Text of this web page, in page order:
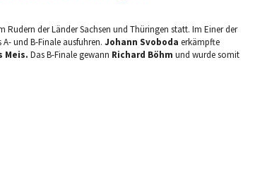
Rudern der Länder Sachsen und Thüringen statt. Im Einer der
und B-Finale ausfuhren. Johann Svoboda erkämpfte
Meis. Das B-Finale gewann Richard Böhm und wurde somit